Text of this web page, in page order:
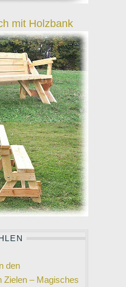
mit Holzbank
den
Zielen – Magisches